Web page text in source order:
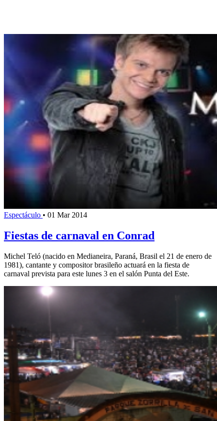
Espectáculo • 01 Mar 2014
Fiestas de carnaval en Conrad
Michel Teló (nacido en Medianeira, Paraná, Brasil el 21 de enero de
1981), cantante y compositor brasileño actuará en la fiesta de
carnaval prevista para este lunes 3 en el salón Punta del Este.